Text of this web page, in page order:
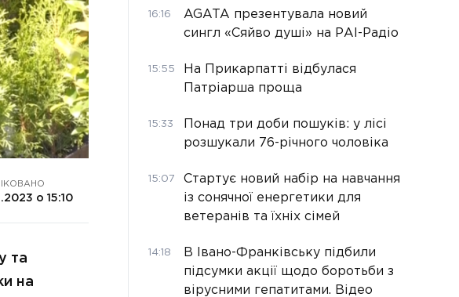
о 15:10
та
на
16:16
AGATA презентувала новий
сингл «Сяйво душі» на РАІ-Радіо
15:55
На Прикарпатті відбулася
Патріарша проща
15:33
Понад три доби пошуків: у лісі
розшукали 76-річного чоловіка
15:07
Стартує новий набір на навчання
із сонячної енергетики для
ветеранів та їхніх сімей
14:18
В Івано-Франківську підбили
підсумки акції щодо боротьби з
вірусними гепатитами. Відео